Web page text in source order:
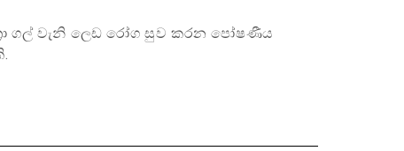
ගල් වැනි ලෙඩ රෝග සුව කරන පෝෂණීය